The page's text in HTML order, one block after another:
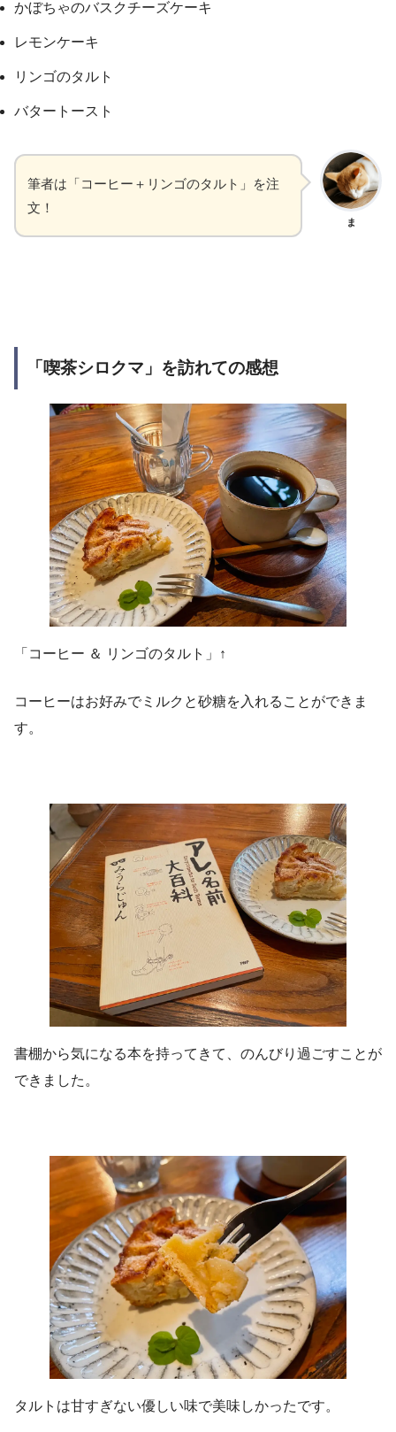
かぼちゃのバスクチーズケーキ
レモンケーキ
リンゴのタルト
バタートースト
ま
筆者は「コーヒー＋リンゴのタルト」を注
文！
「喫茶シロクマ」を訪れての感想
「コーヒー ＆ リンゴのタルト」↑
コーヒーはお好みでミルクと砂糖を入れることができま
す。
書棚から気になる本を持ってきて、のんびり過ごすことが
できました。
タルトは甘すぎない優しい味で美味しかったです。